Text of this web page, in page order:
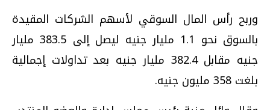
وربح رأس المال السوقي لأسهم الشركات المقيدة
بالسوق نحو 1.1 مليار جنيه ليصل إلى 383.5 مليار
جنيه مقابل 382.4 مليار جنيه بعد تداولات إجمالية
بلغت 358 مليون جنيه.